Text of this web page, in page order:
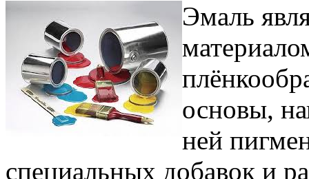
Эмаль
основы,
ней
специальных добавок и